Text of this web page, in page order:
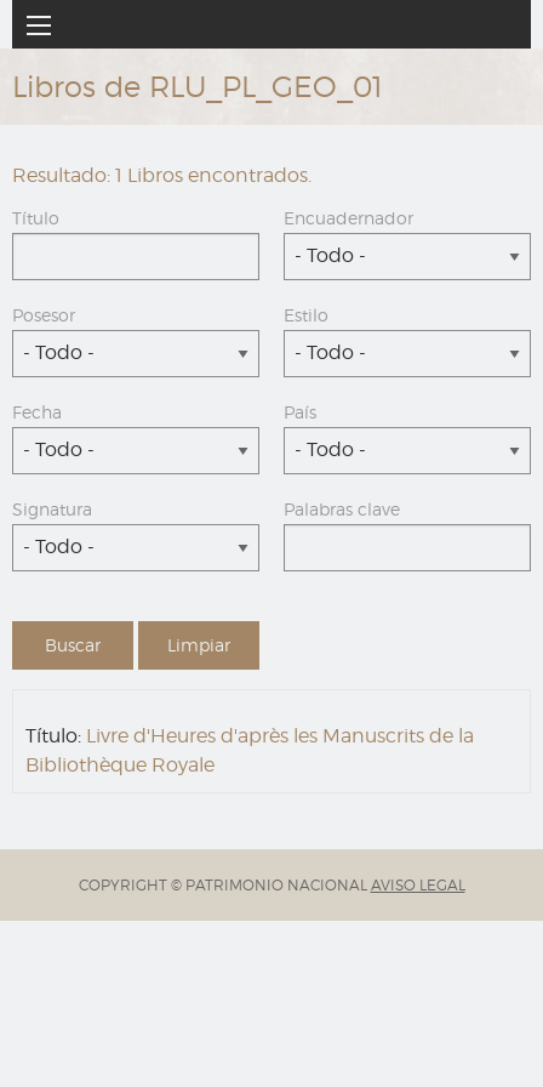
al
contenido
principal
Navegación
principal
Libros de RLU_PL_GEO_01
Resultado: 1 Libros encontrados.
Título Encuadernador
- Todo -
Posesor
- Todo -
Estilo
- Todo -
Fecha
- Todo -
País
- Todo -
Signatura
- Todo -
Palabras clave
Título: Livre d'Heures d'après les Manuscrits de la
Bibliothèque Royale
COPYRIGHT © PATRIMONIO NACIONAL AVISO LEGAL